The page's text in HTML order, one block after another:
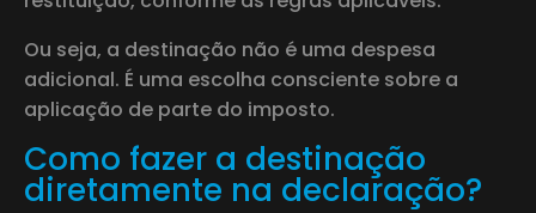
Ou seja, a destinação não é uma despesa
adicional. É uma escolha consciente sobre a
aplicação de parte do imposto.
Como fazer a destinação
diretamente na declaração?